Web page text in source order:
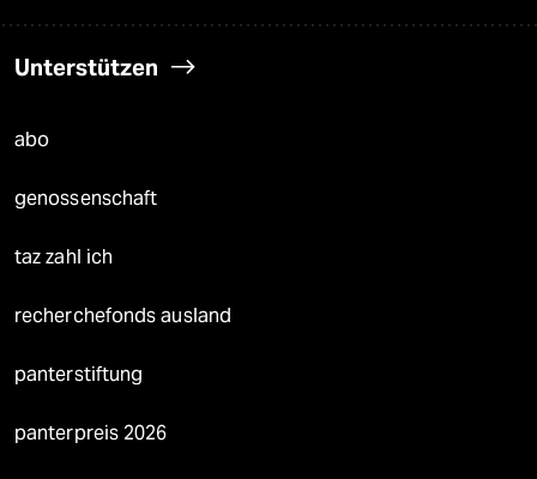
Unterstützen
abo
genossenschaft
taz zahl ich
recherchefonds ausland
panterstiftung
panterpreis 2026